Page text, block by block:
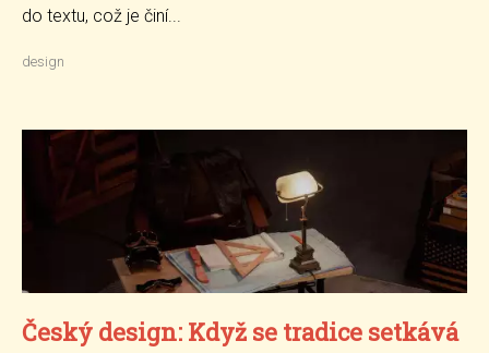
do textu, což je činí...
design
Český design: Když se tradice setkává